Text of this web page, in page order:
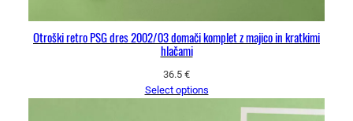
Otroški retro PSG dres 2002/03 domači komplet z majico in kratkimi
hlačami
36.5 €
Select options